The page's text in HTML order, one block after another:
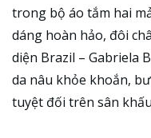
trong bộ áo tắm hai
dáng hoàn hảo, đôi
diện Brazil – Gabriela
da nâu khỏe khoắn,
tuyệt đối trên sân